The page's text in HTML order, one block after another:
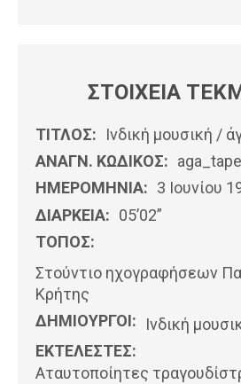
ΣΤΟΙΧΕΙΑ
ΤΙΤΛΟΣ:
Ινδική μουσική /
ΑΝΑΓΝ. ΚΩΔΙΚΟΣ:
ΗΜΕΡΟΜΗΝΊΑ: 3 Ιουνίου
ΔΙΑΡΚΕΙΑ: 05’02”
ΤΟΠΟΣ:
Στούντιο ηχογραφήσεων
Κρήτης
ΔΗΜΙΟΥΡΓΟΙ:
Ινδική
ΕΚΤΕΛΕΣΤΕΣ:
Αταυτοποίητες